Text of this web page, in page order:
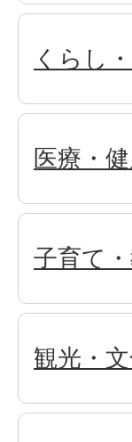
くらし
医療・
子育て
観光・